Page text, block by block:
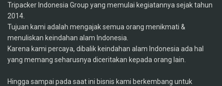
Tripacker Indonesia Group yang memulai kegiatannya sejak tahun
2014.
Tujuan kami adalah mengajak semua orang menikmati &
menuliskan keindahan alam Indonesia.
Karena kami percaya, dibalik keindahan alam Indonesia ada hal
yang memang seharusnya diceritakan kepada orang lain.
Hingga sampai pada saat ini bisnis kami berkembang untuk